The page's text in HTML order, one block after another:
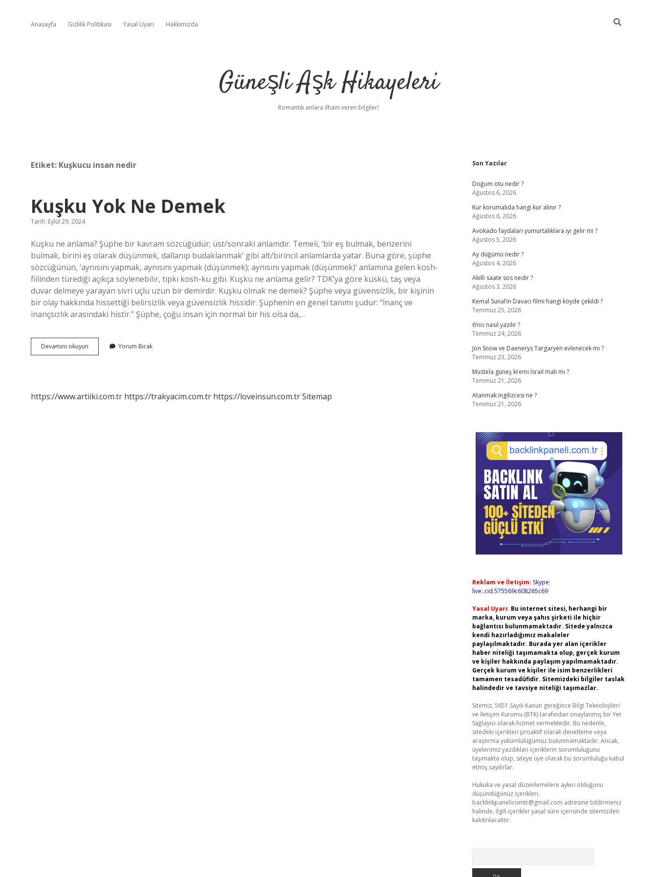
Anasayfa Gizlilik Politikası Yasal Uyarı Hakkımızda
Güneşli Aşk Hikayeleri
Romantik anlara ilham veren bilgiler!
Etiket: Kuşkucu insan nedir
Kuşku Yok Ne Demek
Tarih: Eylül 29, 2024
Kuşku ne anlama? Şüphe bir kavram sözcüğüdür; üst/sonraki anlamdır. Temeli, ‘bir eş bulmak, benzerini
bulmak, birini eş olarak düşünmek, dallanıp budaklanmak’ gibi alt/birincil anlamlarda yatar. Buna göre, şüphe
sözcüğünün, ‘aynısını yapmak, aynısını yapmak (düşünmek); aynısını yapmak (düşünmek)’ anlamına gelen kosh-
fiilinden türediği açıkça söylenebilir, tıpkı kosh-ku gibi. Kuşku ne anlama gelir? TDK’ya göre küskü, taş veya
duvar delmeye yarayan sivri uçlu uzun bir demirdir. Kuşku olmak ne demek? Şüphe veya güvensizlik, bir kişinin
bir olay hakkında hissettiği belirsizlik veya güvensizlik hissidir. Şüphenin en genel tanımı şudur: “İnanç ve
inançsızlık arasındaki histir.” Şüphe, çoğu insan için normal bir his olsa da,…
Devamını okuyun
Yok
Yorum Bırak
https://www.artiiki.com.tr https://trakyacim.com.tr https://loveinsun.com.trSitemap
Sidebar
Son Yazılar
Doğum otu nedir ?
Ağustos 6, 2026
Kur korumalıda hangi kur alınır ?
Ağustos 6, 2026
Avokado faydaları yumurtalıklara iyi gelir mi ?
Ağustos 5, 2026
Ay düğümü nedir ?
Ağustos 4, 2026
Akıllı saate sos nedir ?
Ağustos 3, 2026
Kemal Sunal’ın Davacı filmi hangi köyde çekildi ?
Temmuz 25, 2026
6’ncı nasıl yazılır ?
Temmuz 24, 2026
Jon Snow ve Daenerys Targaryen evlenecek mi ?
Temmuz 23, 2026
Mustela güneş kremi İsrail malı mı ?
Temmuz 21, 2026
Atanmak ingilizcesi ne ?
Temmuz 21, 2026
Reklam ve İletişim: Skype:
live:.cid.575569c608265c69
Yasal Uyarı: Bu internet sitesi, herhangi bir
marka, kurum veya şahıs şirketi ile hiçbir
bağlantısı bulunmamaktadır. Sitede yalnızca
kendi hazırladığımız makaleler
paylaşılmaktadır. Burada yer alan içerikler
haber niteliği taşımamakta olup, gerçek kurum
ve kişiler hakkında paylaşım yapılmamaktadır.
Gerçek kurum ve kişiler ile isim benzerlikleri
tamamen tesadüfidir. Sitemizdeki bilgiler taslak
halindedir ve tavsiye niteliği taşımazlar.
Sitemiz, 5651 Sayılı Kanun gereğince Bilgi Teknolojileri
ve İletişim Kurumu (BTK) tarafından onaylanmış bir Yer
Sağlayıcı olarak hizmet vermektedir. Bu nedenle,
sitedeki içerikleri proaktif olarak denetleme veya
araştırma yükümlülüğümüz bulunmamaktadır. Ancak,
üyelerimiz yazdıkları içeriklerin sorumluluğunu
taşımakta olup, siteye üye olarak bu sorumluluğu kabul
etmiş sayılırlar.
Hukuka ve yasal düzenlemelere aykırı olduğunu
düşündüğünüz içerikleri,
backlinkpanelicomtr@gmail.com adresine bildirmeniz
halinde, ilgili içerikler yasal süre içerisinde sitemizden
kaldırılacaktır.
betci